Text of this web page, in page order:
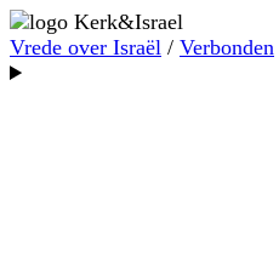
Vrede over Israël / Verbonden